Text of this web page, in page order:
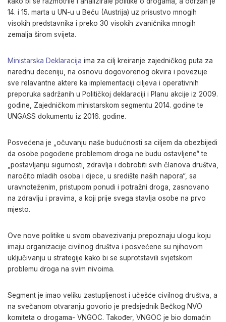
14. i 15. marta u UN-u u Beču (Austrija) uz prisustvo mnogih
visokih predstavnika i preko 30 visokih zvaničnika mnogih
zemalja širom svijeta.
Ministarska Deklaracija ima za cilj kreiranje zajedničkog puta za
narednu deceniju, na osnovu dogovorenog okvira i povezuje
sve relavantne aktere ka implementaciji ciljeva i operativnih
preporuka sadržanih u Političkoj deklaraciji i Planu akcije iz 2009.
godine, Zajedničkom ministarskom segmentu 2014. godine te
UNGASS dokumentu iz 2016. godine.
Posvećena je „očuvanju naše budućnosti sa ciljem da obezbijedi
da osobe pogođene problemom droga ne budu ostavljene“ te
„postavljanju sigurnosti, zdravlja i dobrobiti svih članova društva,
naročito mladih osoba i djece, u središte naših napora“, sa
uravnoteženim, pristupom ponudi i potražni droga, zasnovano
na zdravlju i pravima, a koji prije svega stavlja osobe na prvo
mjesto.
Ove nove politike u svom obavezivanju prepoznaju ulogu koju
imaju organizacije civilnog društva i posvećene su njihovom
uključivanju u strategije kako bi se suprotstavili svjetskom
problemu droga na svim nivoima.
Segment je imao veliku zastupljenost i učešće civilnog društva, a
na svečanom otvaranju govorio je predsjednik Bečkog NVO
komiteta o drogama- VNGOC. Također, VNGOC je bio domaćin